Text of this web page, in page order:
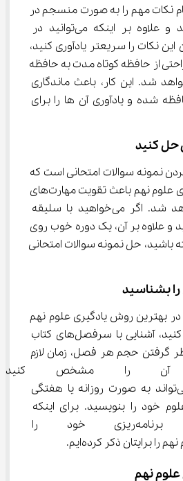
تا تمام نکات مهم را به صورت منسجم در
یک دفتر داشته باشید و علاوه بر اینکه می‌توانید در
نکات را سریعتر یادآوری کنید،
از حافظه کوتاه مدت به حافظه
شد. این کار، باعث ماندگاری
حافظه شده و یادآوری آن ها را برای
حل کنید
نمونه سوالات امتحانی است که
در بهترین روش یادگیری علوم نهم باعث تقویت مهارت‌های
حل مسئله شما خواهد شد. اگر می‌خواهید با سلیقه
و علاوه بر آن، یک دوره خوب روی
باشید، حل نمونه سوالات امتحانی
در بهترین روش یادگیری علوم نهم
باید حتماً به آن توجه کنید، آشنایی با سرفصل‌های کتاب
گرفتن حجم هر فصل، زمان لازم
آن را مشخص
برنامه‌ریزی خود که می‌تواند به صورت روزانه یا هفتگی
خود را بنویسید. برای اینکه
بتوانید راحت‌تر برنامه‌ریزی
نهم